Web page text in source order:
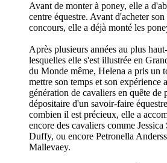
Avant de monter à poney, elle a
centre équestre. Avant d'acheter
concours, elle a déjà monté les
Après plusieurs années au plus
lesquelles elle s'est illustrée en
du Monde même, Helena a pris un
mettre son temps et son expérience
génération de cavaliers en quête
dépositaire d'un savoir-faire
combien il est précieux, elle a
encore des cavaliers comme
Duffy, ou encore Petronella
Mallevaey.